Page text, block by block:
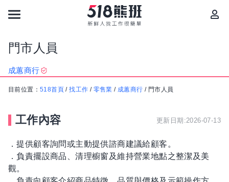
門市人員
成蕙商行
目前位置： 518首頁 /找工作 / 零售業 / 成蕙商行 / 門市人員
工作內容 更新日期:2026-07-13
．提供顧客詢問或主動提供諮商建議給顧客。
．負責擺設商品、清理櫥窗及維持營業地點之整潔及美
觀。